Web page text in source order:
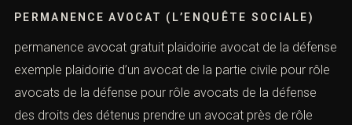
PERMANENCE AVOCAT (L’ENQUÊTE SOCIALE)
permanence avocat gratuit plaidoirie avocat de la défense
exemple plaidoirie d’un avocat de la partie civile pour rôle
avocats de la défense pour rôle avocats de la défense
des droits des détenus prendre un avocat près de rôle